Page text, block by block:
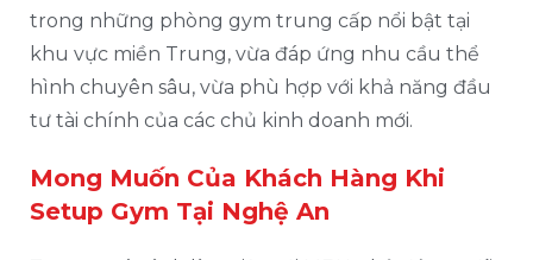
trong những phòng gym trung cấp nổi bật tại
khu vực miền Trung, vừa đáp ứng nhu cầu thể
hình chuyên sâu, vừa phù hợp với khả năng đầu
tư tài chính của các chủ kinh doanh mới.
Mong Muốn Của Khách Hàng Khi
Setup Gym Tại Nghệ An